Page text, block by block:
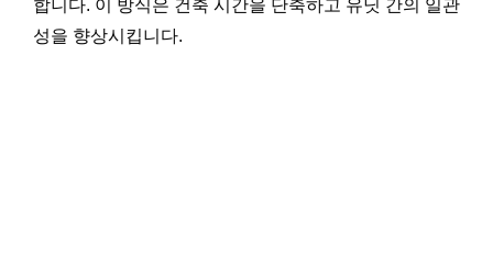
합니다. 이 방식은 건축 시간을 단축하고 유닛 간의 일관
성을 향상시킵니다.